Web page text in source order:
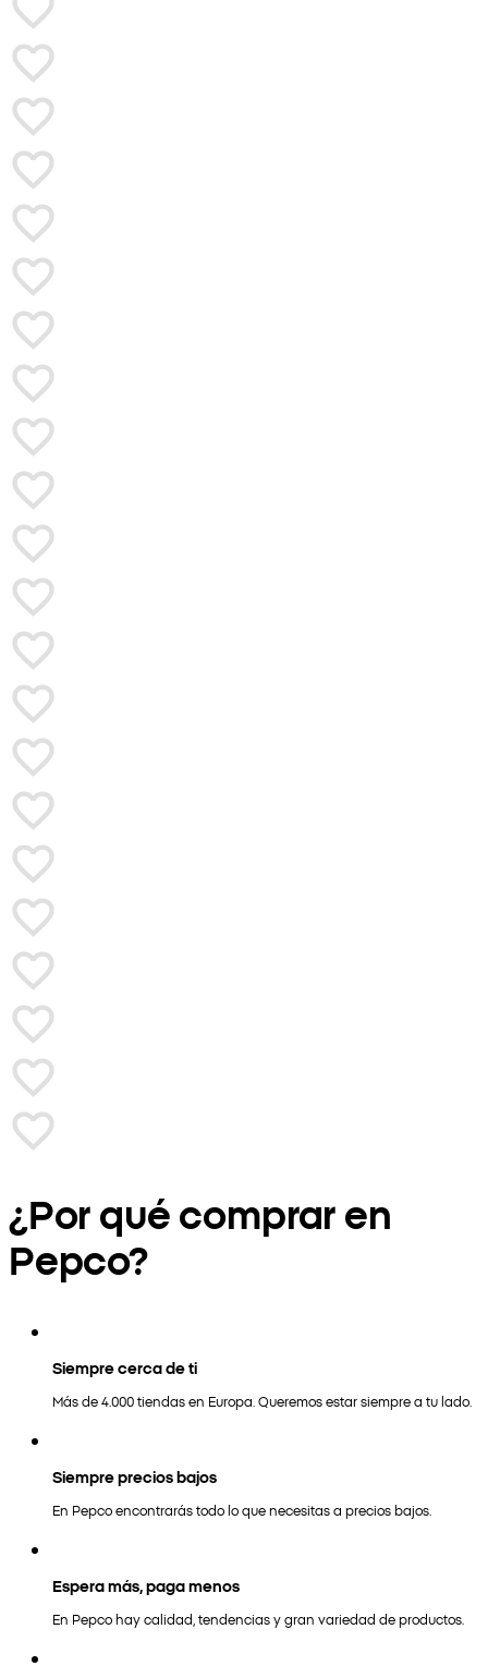
¿Por qué comprar en
Pepco?
Siempre cerca de ti
Más de 4.000 tiendas en Europa. Queremos estar siempre a tu lado.
Siempre precios bajos
En Pepco encontrarás todo lo que necesitas a precios bajos.
Espera más, paga menos
En Pepco hay calidad, tendencias y gran variedad de productos.